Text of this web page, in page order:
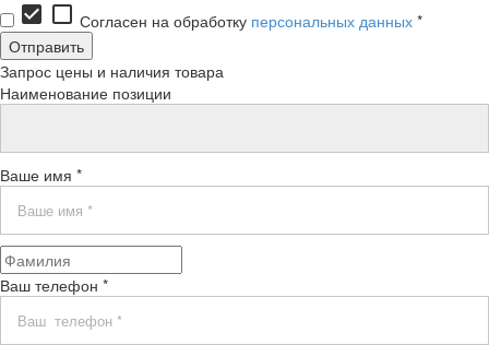
check_box check_box_outline_blank Согласен на обработку персональных данных *
Запрос цены и наличия товара
Наименование позиции
Ваше имя *
Ваш телефон *